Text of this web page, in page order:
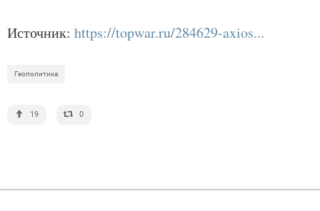
Источник: https://topwar.ru/284629-axios...
Геополитика
19 0